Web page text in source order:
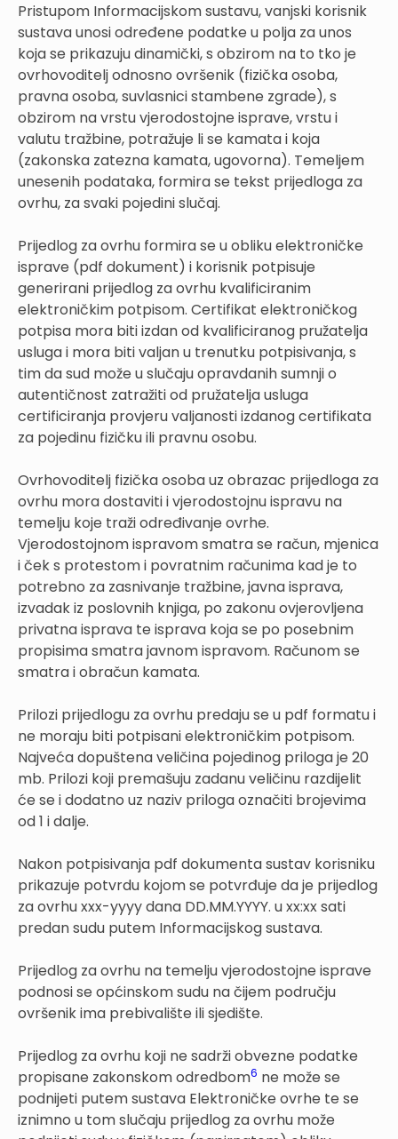
Pristupom Informacijskom sustavu, vanjski korisnik
sustava unosi određene podatke u polja za unos
koja se prikazuju dinamički, s obzirom na to tko je
ovrhovoditelj odnosno ovršenik (fizička osoba,
pravna osoba, suvlasnici stambene zgrade), s
obzirom na vrstu vjerodostojne isprave, vrstu i
valutu tražbine, potražuje li se kamata i koja
(zakonska zatezna kamata, ugovorna). Temeljem
unesenih podataka, formira se tekst prijedloga za
ovrhu, za svaki pojedini slučaj.
Prijedlog za ovrhu formira se u obliku elektroničke
isprave (pdf dokument) i korisnik potpisuje
generirani prijedlog za ovrhu kvalificiranim
elektroničkim potpisom. Certifikat elektroničkog
potpisa mora biti izdan od kvalificiranog pružatelja
usluga i mora biti valjan u trenutku potpisivanja, s
tim da sud može u slučaju opravdanih sumnji o
autentičnost zatražiti od pružatelja usluga
certificiranja provjeru valjanosti izdanog certifikata
za pojedinu fizičku ili pravnu osobu.
Ovrhovoditelj fizička osoba uz obrazac prijedloga za
ovrhu mora dostaviti i vjerodostojnu ispravu na
temelju koje traži određivanje ovrhe.
Vjerodostojnom ispravom smatra se račun, mjenica
i ček s protestom i povratnim računima kad je to
potrebno za zasnivanje tražbine, javna isprava,
izvadak iz poslovnih knjiga, po zakonu ovjerovljena
privatna isprava te isprava koja se po posebnim
propisima smatra javnom ispravom. Računom se
smatra i obračun kamata.
Prilozi prijedlogu za ovrhu predaju se u pdf formatu i
ne moraju biti potpisani elektroničkim potpisom.
Najveća dopuštena veličina pojedinog priloga je 20
mb. Prilozi koji premašuju zadanu veličinu razdijelit
će se i dodatno uz naziv priloga označiti brojevima
od 1 i dalje.
Nakon potpisivanja pdf dokumenta sustav korisniku
prikazuje potvrdu kojom se potvrđuje da je prijedlog
za ovrhu xxx-yyyy dana DD.MM.YYYY. u xx:xx sati
predan sudu putem Informacijskog sustava.
Prijedlog za ovrhu na temelju vjerodostojne isprave
podnosi se općinskom sudu na čijem području
ovršenik ima prebivalište ili sjedište.
Prijedlog za ovrhu koji ne sadrži obvezne podatke
propisane zakonskom odredbom6 ne može se
podnijeti putem sustava Elektroničke ovrhe te se
iznimno u tom slučaju prijedlog za ovrhu može